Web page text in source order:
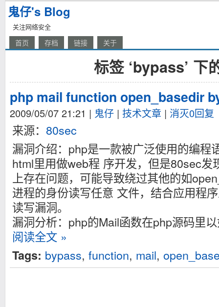
鬼仔's Blog
关注网络安全
首页 存档 链接 关于
标签 ‘bypass’ 下
php mail function open_basedir
2009/05/07 21:21 | 鬼仔 | 技术文章 | 消灭0回复
来源： 80sec
漏洞介绍：php是一款被广泛使用的编程
html里用做web程 序开发，但是80sec发
上存在问题，可能导致绕过其他的如
进程的身份读写任意 文件，结合应用程
读写漏洞。
漏洞分析：php的Mail函数在php源码里
阅读全文 »
Tags: bypass, function, mail,